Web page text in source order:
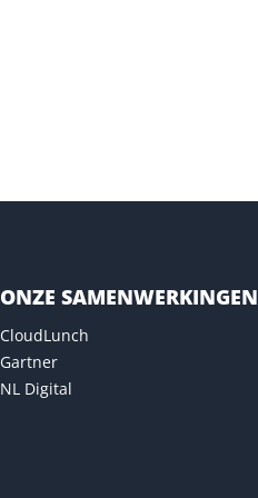
ONZE SAMENWERKINGEN
CloudLunch
Gartner
NL Digital